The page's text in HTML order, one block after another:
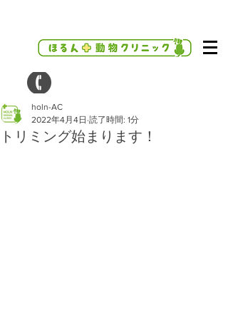
トリミング始まります！
holn-AC
2022年4月4日 読了時間: 1分